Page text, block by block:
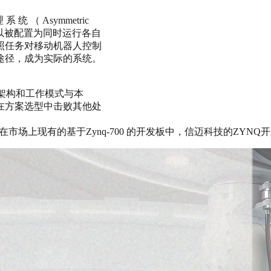
统 （ Asymmetric
被配置为同时运行各自
务对移动机器人控制
，成为实际的系统。
构和工作模式与本
方案选型中击败其他处
场上现有的基于Zynq-700 的开发板中，信迈科技的ZYNQ